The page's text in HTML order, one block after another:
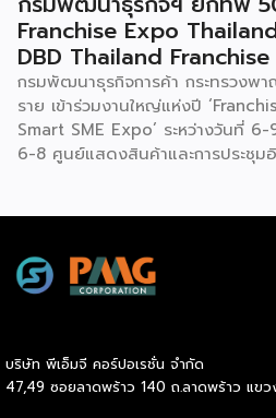
คารวะต่อบรรพชน และทุกการกระ
แรงกล้าของชนเผ่าเหมียว กุนซานจู
เต้นรำที่ปราบเซียนและท้าทายที่สุดขอ
สวมเสื้อนอกสีขาวปักลายอันประณีต
พร้อมบรรเลงลู่เซิงแบบ 6 ท่อ จุดที่ท้
ต้องพลิ้วไหวอย่างต่อเนื่อง นักเต้นจึ
สม่ำเสมอโดยไม่สะดุด แม้ในยามที่ต้
เป็นท่านางแอ่นบิน พีระมิดมนุษย์ หรื
ผสานท่วงทำนอง การเคลื่อนไหว ลมห
กันอย่างสมบูรณ์แบบนี้เอง ที่หล่อหล
ทศวรรษ 1990 เป็นต้นมา กุนซานจูไ
ขวางทั้งในและต่างประเทศ […]
Franchise Expo
DBD Thailand
กรมพัฒนาธุรกิจการค้า กระทรวงพ
ราย เข้าร่วมงานใหญ่แห่งปี
Smart SME Expo’ ระหว่างวันที่
6-8 ศูนย์แสดงสินค้าและการประชุ
“งานแฟรนไชส์ เอ็กซ์โป ไทยแลนด์ บ
โป (Franchise Expo Thailand by
เจ้าของธุรกิจที่ต้องการขยายกิจการผ่
บริษัท พีเอ็มจี คอร์ปอเรชั่น จำกัด
47,49 ซอยลาดพร้าว 140 ถ.ลาดพร้าว แข